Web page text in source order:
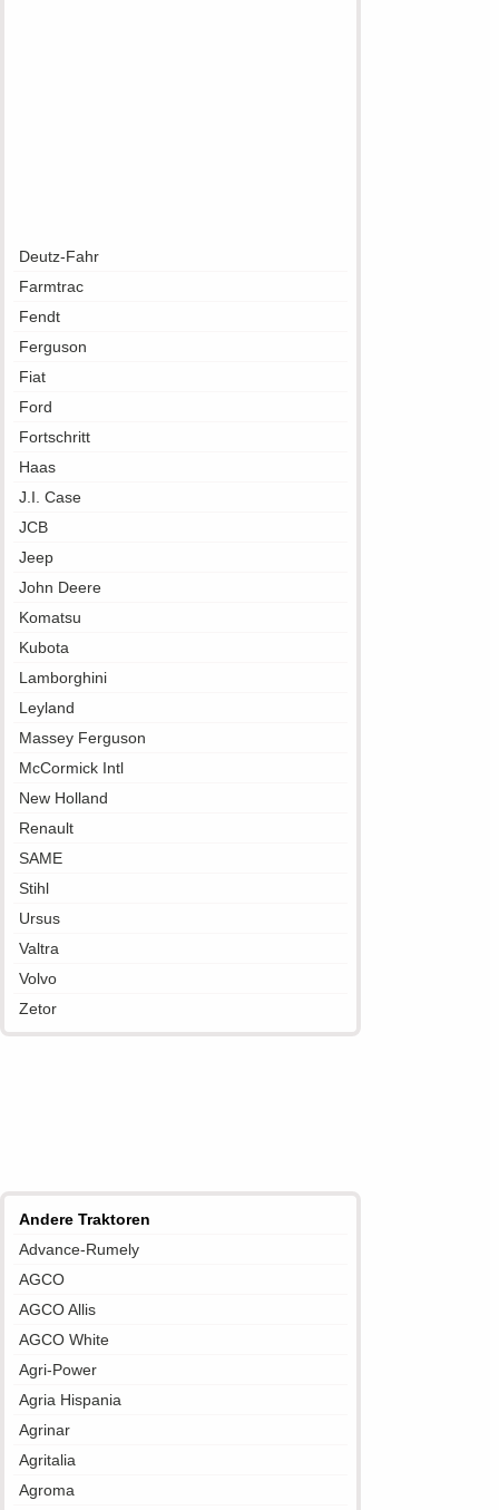
Deutz-Fahr
Farmtrac
Fendt
Ferguson
Fiat
Ford
Fortschritt
Haas
J.I. Case
JCB
Jeep
John Deere
Komatsu
Kubota
Lamborghini
Leyland
Massey Ferguson
McCormick Intl
New Holland
Renault
SAME
Stihl
Ursus
Valtra
Volvo
Zetor
Andere Traktoren
Advance-Rumely
AGCO
AGCO Allis
AGCO White
Agri-Power
Agria Hispania
Agrinar
Agritalia
Agroma